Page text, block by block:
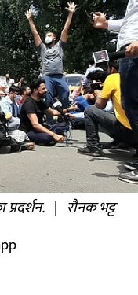
| रौनक भट्ट